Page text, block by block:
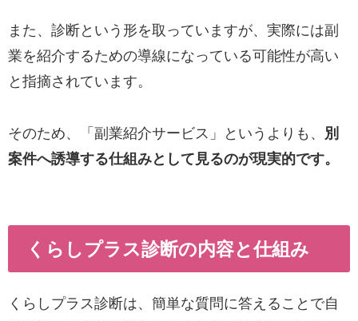
また、診断という形を取っていますが、実際には副
業を紹介するための導線になっている可能性が高い
と指摘されています。
そのため、「副業紹介サービス」というよりも、
別
案件へ誘導する仕組みとして見るのが現実的です。
くらしプラス診断の内容と仕組み
くらしプラス診断は、簡単な質問に答えることで自